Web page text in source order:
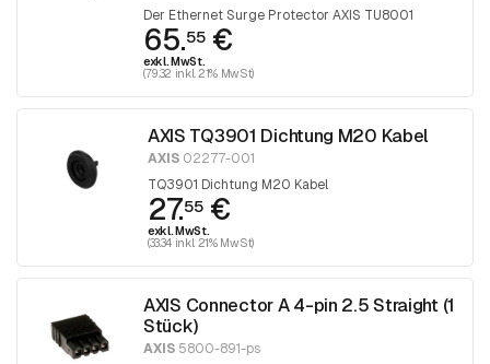
Der Ethernet Surge Protector AXIS TU8001
65.55 €
exkl. MwSt.
(79.32 inkl. 21% MwSt)
AXIS TQ3901 Dichtung M20 Kabel
AXIS02277-001
TQ3901 Dichtung M20 Kabel
27.55 €
exkl. MwSt.
(33.34 inkl. 21% MwSt)
AXIS Connector A 4-pin 2.5 Straight (1
Stück)
AXIS 5800-891-ps